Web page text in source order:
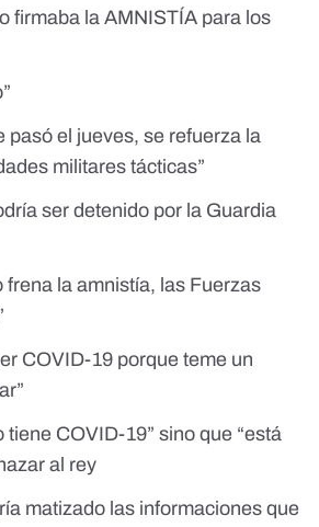
firmaba la AMNISTÍA para los
pasó el jueves, se refuerza la
militares tácticas”
ser detenido por la Guardia
frena la amnistía, las Fuerzas
COVID-19 porque teme un
tiene COVID-19” sino que “está
al rey
matizado las informaciones que